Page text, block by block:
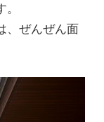
、ぜんぜん面